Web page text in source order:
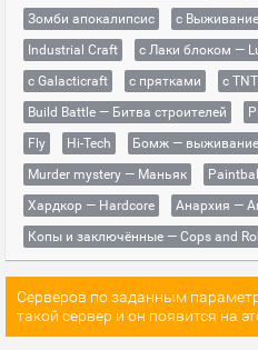
Зомби апокалипсис
с
Industrial Craft
с Лаки блоком —
с Galacticraft
с прятками с
Build Battle — Битва строителей
Fly
Hi-Tech
Бомж —
Murder mystery — Маньяк
Хардкор — Hardcore
Анархия —
Копы и заключённые — Cops and
Серверов по заданным
такой сервер и он появится на